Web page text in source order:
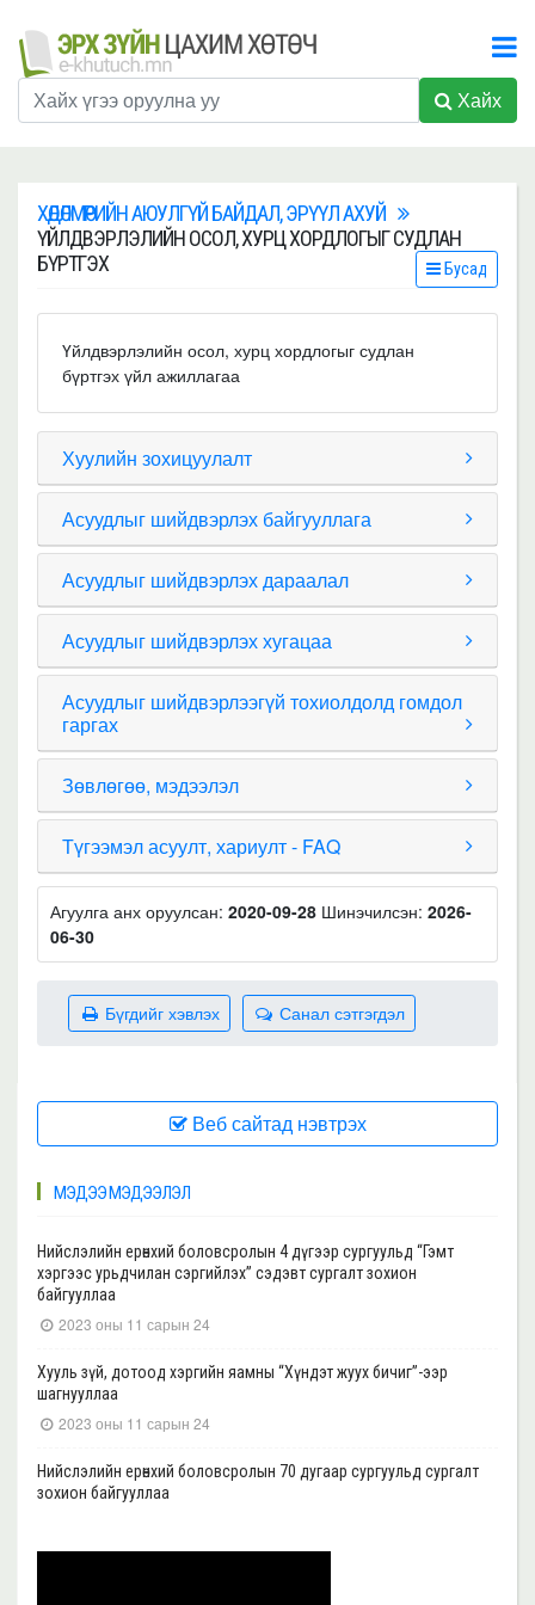
Хайх
ХӨДӨЛМӨРИЙН АЮУЛГҮЙ БАЙДАЛ, ЭРҮҮЛ АХУЙ
ҮЙЛДВЭРЛЭЛИЙН ОСОЛ, ХУРЦ ХОРДЛОГЫГ СУДЛАН
БҮРТГЭХ
Бусад
Үйлдвэрлэлийн осол, хурц хордлогыг судлан
бүртгэх үйл ажиллагаа
Хуулийн зохицуулалт
Асуудлыг шийдвэрлэх байгууллага
Асуудлыг шийдвэрлэх дараалал
Асуудлыг шийдвэрлэх хугацаа
Асуудлыг шийдвэрлээгүй тохиолдолд гомдол
гаргах
Зөвлөгөө, мэдээлэл
Түгээмэл асуулт, хариулт - FAQ
Агуулга анх оруулсан: 2020-09-28 Шинэчилсэн: 2026-
06-30
Санал сэтгэгдэл
Бүгдийг хэвлэх
Веб сайтад нэвтрэх
МЭДЭЭ МЭДЭЭЛЭЛ
Нийслэлийн ерөнхий боловсролын 4 дүгээр сургуульд “Гэмт
хэргээс урьдчилан сэргийлэх” сэдэвт сургалт зохион
байгууллаа
2023 оны 11 сарын 24
Хууль зүй, дотоод хэргийн яамны “Хүндэт жуух бичиг”-ээр
шагнууллаа
2023 оны 11 сарын 24
Нийслэлийн ерөнхий боловсролын 70 дугаар сургуульд сургалт
зохион байгууллаа